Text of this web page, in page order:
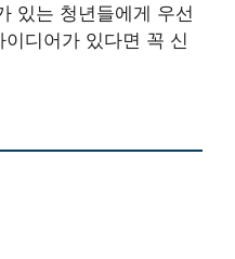
있는 청년들에게 우선
디어가 있다면 꼭 신